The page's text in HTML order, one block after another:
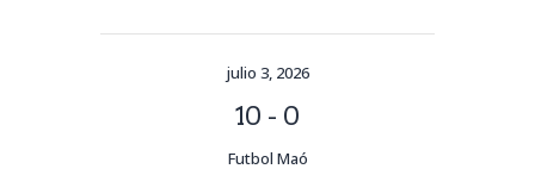
julio 3, 2026
10 - 0
Futbol Maó